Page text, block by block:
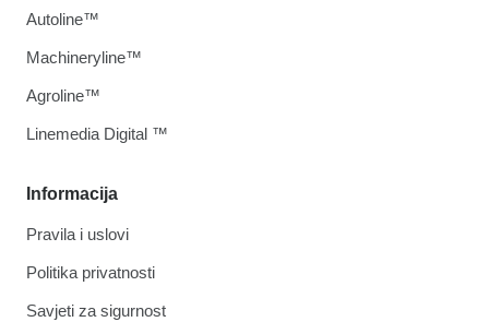
Informacija
Pravila i uslovi
Politika privatnosti
Savjeti za sigurnost
Autoline™
Machineryline™
Agroline™
Linemedia Digital ™